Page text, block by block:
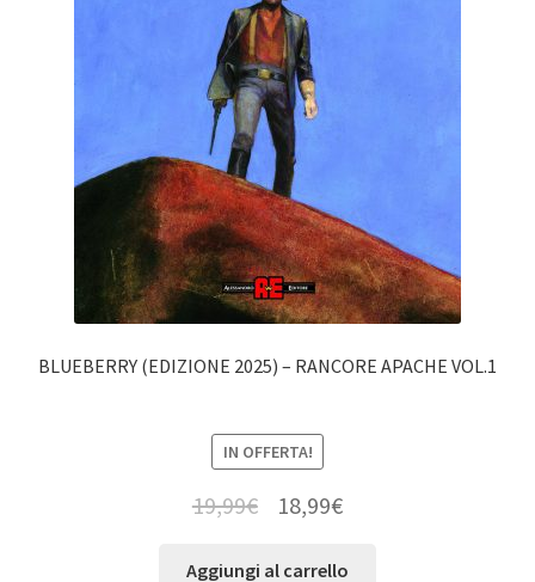
BLUEBERRY (EDIZIONE 2025) – RANCORE APACHE VOL.1
IN OFFERTA!
19,99€ 18,99€
Aggiungi al carrello